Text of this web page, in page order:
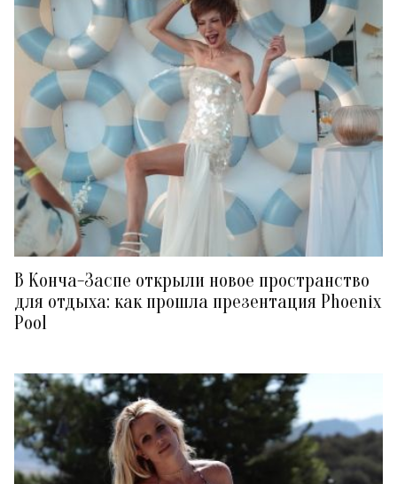
В Конча-Заспе открыли новое пространство
для отдыха: как прошла презентация Phoenix
Pool